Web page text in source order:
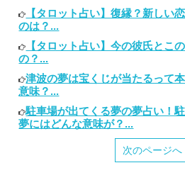
【タロット占い】復縁？新しい
のは？...
【タロット占い】今の彼氏とこ
の？...
津波の夢は宝くじが当たるって
意味？...
駐車場が出てくる夢の夢占い！
夢にはどんな意味が？...
次のページ